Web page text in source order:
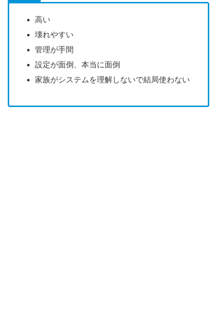
高い
壊れやすい
管理が手間
設定が面倒、本当に面倒
家族がシステムを理解しないで結局使わない